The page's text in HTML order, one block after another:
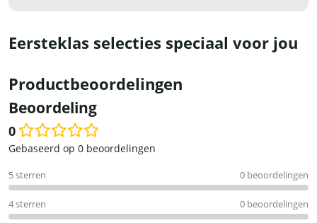
Eersteklas selecties speciaal voor jou
Productbeoordelingen
Beoordeling
0
Waardering
uit
5
Gebaseerd op 0 beoordelingen
5 sterren 0 beoordelingen
4 sterren 0 beoordelingen